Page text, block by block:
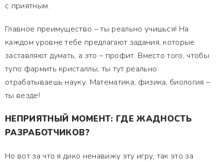
с приятным.
Главное преимущество – ты реально учишься! На
каждом уровне тебе предлагают задания, которые
заставляют думать, а это – профит. Вместо того, чтобы
тупо фармить кристаллы, ты тут реально
отрабатываешь науку. Математика, физика, биология –
ты везде!
НЕПРИЯТНЫЙ МОМЕНТ: ГДЕ ЖАДНОСТЬ
РАЗРАБОТЧИКОВ?
Но вот за что я дико ненавижу эту игру, так это за